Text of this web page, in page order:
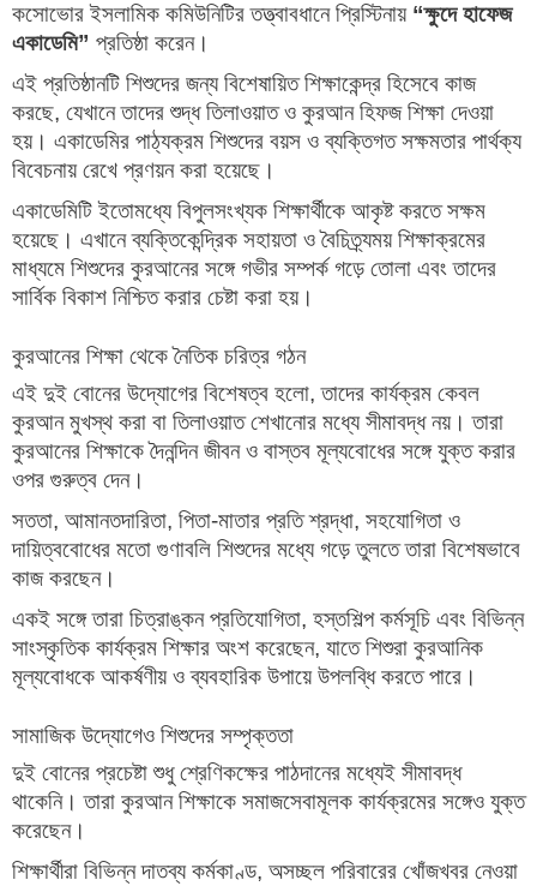
কসোভোর ইসলামিক কমিউনিটির তত্ত্বাবধানে প্রিস্টিনায় “ক্ষুদে হাফেজ
একাডেমি” প্রতিষ্ঠা করেন।
এই প্রতিষ্ঠানটি শিশুদের জন্য বিশেষায়িত শিক্ষাকেন্দ্র হিসেবে কাজ
করছে, যেখানে তাদের শুদ্ধ তিলাওয়াত ও কুরআন হিফজ শিক্ষা দেওয়া
হয়। একাডেমির পাঠ্যক্রম শিশুদের বয়স ও ব্যক্তিগত সক্ষমতার পার্থক্য
বিবেচনায় রেখে প্রণয়ন করা হয়েছে।
একাডেমিটি ইতোমধ্যে বিপুলসংখ্যক শিক্ষার্থীকে আকৃষ্ট করতে সক্ষম
হয়েছে। এখানে ব্যক্তিকেন্দ্রিক সহায়তা ও বৈচিত্র্যময় শিক্ষাক্রমের
মাধ্যমে শিশুদের কুরআনের সঙ্গে গভীর সম্পর্ক গড়ে তোলা এবং তাদের
সার্বিক বিকাশ নিশ্চিত করার চেষ্টা করা হয়।
কুরআনের শিক্ষা থেকে নৈতিক চরিত্র গঠন
এই দুই বোনের উদ্যোগের বিশেষত্ব হলো, তাদের কার্যক্রম কেবল
কুরআন মুখস্থ করা বা তিলাওয়াত শেখানোর মধ্যে সীমাবদ্ধ নয়। তারা
কুরআনের শিক্ষাকে দৈনন্দিন জীবন ও বাস্তব মূল্যবোধের সঙ্গে যুক্ত করার
ওপর গুরুত্ব দেন।
সততা, আমানতদারিতা, পিতা-মাতার প্রতি শ্রদ্ধা, সহযোগিতা ও
দায়িত্ববোধের মতো গুণাবলি শিশুদের মধ্যে গড়ে তুলতে তারা বিশেষভাবে
কাজ করছেন।
একই সঙ্গে তারা চিত্রাঙ্কন প্রতিযোগিতা, হস্তশিল্প কর্মসূচি এবং বিভিন্ন
সাংস্কৃতিক কার্যক্রম শিক্ষার অংশ করেছেন, যাতে শিশুরা কুরআনিক
মূল্যবোধকে আকর্ষণীয় ও ব্যবহারিক উপায়ে উপলব্ধি করতে পারে।
সামাজিক উদ্যোগেও শিশুদের সম্পৃক্ততা
দুই বোনের প্রচেষ্টা শুধু শ্রেণিকক্ষের পাঠদানের মধ্যেই সীমাবদ্ধ
থাকেনি। তারা কুরআন শিক্ষাকে সমাজসেবামূলক কার্যক্রমের সঙ্গেও যুক্ত
করেছেন।
শিক্ষার্থীরা বিভিন্ন দাতব্য কর্মকাণ্ড, অসচ্ছল পরিবারের খোঁজখবর নেওয়া